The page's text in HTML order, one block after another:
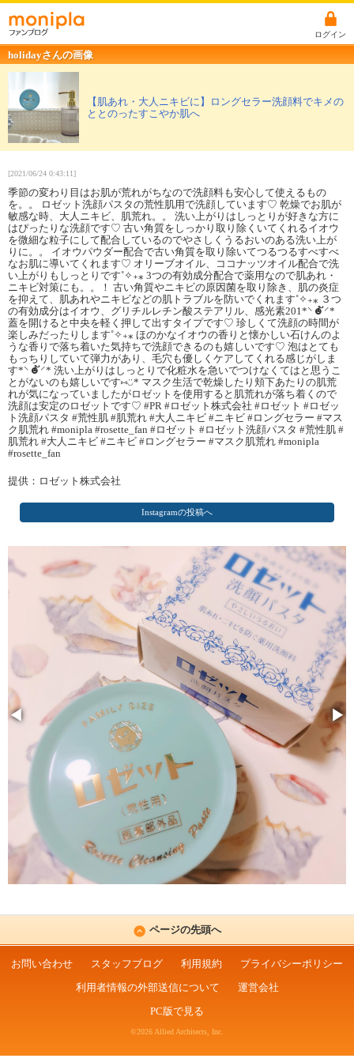
ログイン
holidayさんの画像
【肌あれ・大人ニキビに】ロングセラー洗顔料でキメの
ととのったすこやか肌へ
[2021/06/24 0:43:11]
季節の変わり目はお肌が荒れがちなので洗顔料も安心して使えるもの
を。。 ロゼット洗顔パスタの荒性肌用で洗顔しています♡ 乾燥でお肌が
敏感な時、大人ニキビ、肌荒れ。。 洗い上がりはしっとりが好きな方に
はぴったりな洗顔です♡ 古い角質をしっかり取り除くいてくれるイオウ
を微細な粒子にして配合しているのでやさしくうるおいのある洗い上が
りに。。 イオウパウダー配合で古い角質を取り除いてつるつるすべすべ
なお肌に導いてくれます♡ オリーブオイル、ココナッツオイル配合で洗
い上がりもしっとりです˚✧₊⁎ 3つの有効成分配合で薬用なので肌あれ・
ニキビ対策にも。。！ 古い角質やニキビの原因菌を取り除き、肌の炎症
を抑えて、肌あれやニキビなどの肌トラブルを防いでくれます˚✧₊⁎ ３つ
の有効成分はイオウ、グリチルレチン酸ステアリル、感光素201*⸌☻ັ⸍*
蓋を開けると中央を軽く押して出すタイプです♡ 珍しくて洗顔の時間が
楽しみだったりします˚✧₊⁎ ほのかなイオウの香りと懐かしい石けんのよ
うな香りで落ち着いた気持ちで洗顔できるのも嬉しいです♡ 泡はとても
もっちりしていて弾力があり、毛穴も優しくケアしてくれる感じがしま
す*⸌☻ັ⸍* 洗い上がりはしっとりで化粧水を急いでつけなくてはと思うこ
とがないのも嬉しいです⑅◡̈* マスク生活で乾燥したり頬下あたりの肌荒
れが気になっていましたがロゼットを使用すると肌荒れが落ち着くので
洗顔は安定のロゼットです♡ #PR #ロゼット株式会社 #ロゼット #ロゼッ
ト洗顔パスタ #荒性肌 #肌荒れ #大人ニキビ #ニキビ #ロングセラー #マス
ク肌荒れ #monipla #rosette_fan #ロゼット #ロゼット洗顔パスタ #荒性肌 #
肌荒れ #大人ニキビ #ニキビ #ロングセラー #マスク肌荒れ #monipla
#rosette_fan
提供：ロゼット株式会社
Instagramの投稿へ
◀ ▶
ページの先頭へ
お問い合わせ スタッフブログ 利用規約
プライバシーポリシー
利用者情報の外部送信について
運営会社
PC版で見る
©2026 Allied Architects, Inc.